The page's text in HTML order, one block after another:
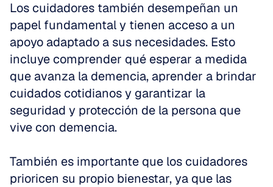
Los cuidadores también desempeñan un
papel fundamental y tienen acceso a un
apoyo adaptado a sus necesidades. Esto
incluye comprender qué esperar a medida
que avanza la demencia, aprender a brindar
cuidados cotidianos y garantizar la
seguridad y protección de la persona que
vive con demencia.
También es importante que los cuidadores
prioricen su propio bienestar, ya que las